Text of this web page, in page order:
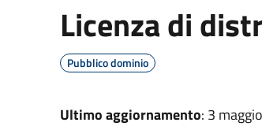
Licenza di
Pubblico dominio
Ultimo aggiornamento: 3